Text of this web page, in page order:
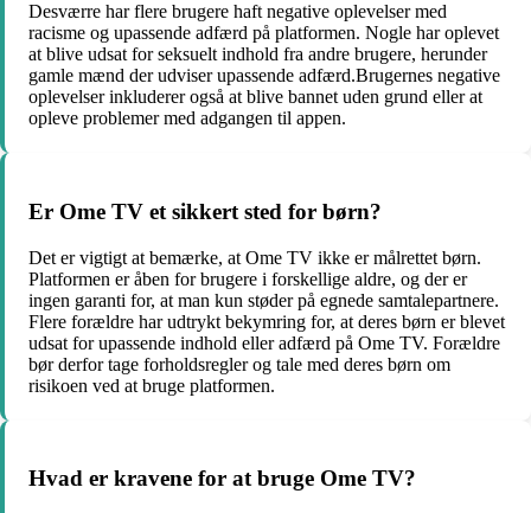
Desværre har flere brugere haft negative oplevelser med
racisme og upassende adfærd på platformen. Nogle har oplevet
at blive udsat for seksuelt indhold fra andre brugere, herunder
gamle mænd der udviser upassende adfærd.Brugernes negative
oplevelser inkluderer også at blive bannet uden grund eller at
opleve problemer med adgangen til appen.
Er Ome TV et sikkert sted for børn?
Det er vigtigt at bemærke, at Ome TV ikke er målrettet børn.
Platformen er åben for brugere i forskellige aldre, og der er
ingen garanti for, at man kun støder på egnede samtalepartnere.
Flere forældre har udtrykt bekymring for, at deres børn er blevet
udsat for upassende indhold eller adfærd på Ome TV. Forældre
bør derfor tage forholdsregler og tale med deres børn om
risikoen ved at bruge platformen.
Hvad er kravene for at bruge Ome TV?